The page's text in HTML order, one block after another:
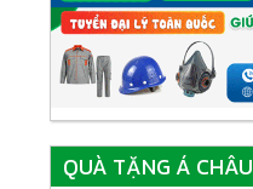
QUÀ TẶNG Á CHÂU